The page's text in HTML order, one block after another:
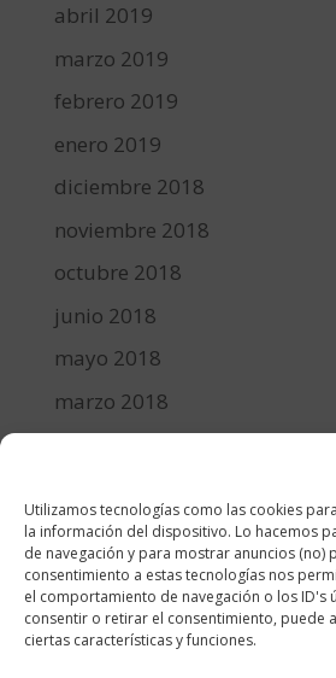
Utilizamos tecnologías como las cookies
la información del dispositivo. Lo hacemos
de navegación y para mostrar anuncios (no)
consentimiento a estas tecnologías nos
el comportamiento de navegación o los ID's
consentir o retirar el consentimiento, puede
ciertas características y funciones.
abril 2019
marzo 2019
febrero 2019
enero 2019
diciembre 2018
noviembre 2018
octubre 2018
junio 2018
mayo 2018
marzo 2018
diciembre 2017
Categorías
cocina y recetas